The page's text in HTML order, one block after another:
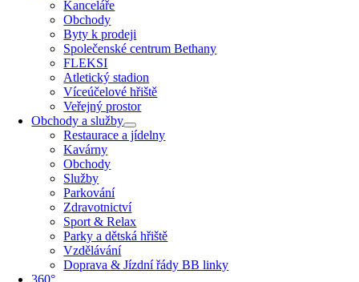
Kanceláře
Obchody
Byty k prodeji
Společenské centrum Bethany
FLEKSI
Atletický stadion
Víceúčelové hřiště
Veřejný prostor
Obchody a služby
Restaurace a jídelny
Kavárny
Obchody
Služby
Parkování
Zdravotnictví
Sport & Relax
Parky a dětská hřiště
Vzdělávání
Doprava & Jízdní řády BB linky
360°